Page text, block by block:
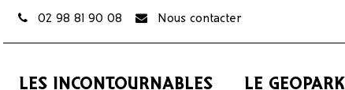
02 98 81 90 08 Nous contacter
LES INCONTOURNABLES LE GEOPARK